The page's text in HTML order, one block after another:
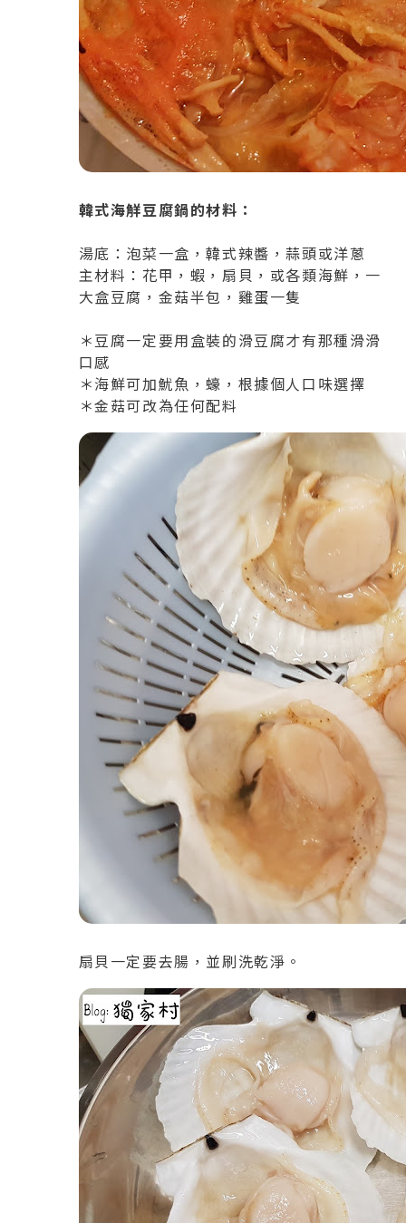
韓式海觧豆腐鍋的材料：
湯底：泡菜一盒，韓式辣醬，蒜頭或洋蔥
主材料：花甲，蝦，扇貝，或各類海鮮，一
大盒豆腐，金菇半包，雞蛋一隻
＊豆腐一定要用盒裝的滑豆腐才有那種滑滑
口感
＊海鮮可加魷魚，蠔，根據個人口味選擇
＊金菇可改為任何配料
扇貝一定要去腸，並刷洗乾淨。